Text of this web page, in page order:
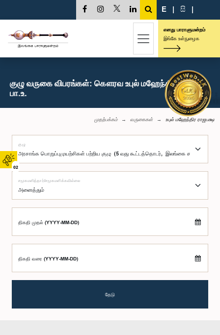
02
E | සි |
எனது பாராளுமன்றம்
இங்கே உள்நுழைக
குழு வருகை விபரங்கள்: கௌரவ உபுல் மஹேந்திர ராஜபக்ஷ,
பா.உ.
முதற்பக்கம் வருகைகள் உபுல் மஹேந்திர ராஜபக்ஷ
குழு
சமூகமளித்தார்/சமூகமளிக்கவில்லை
திகதி முதல் (YYYY-MM-DD)
திகதி வரை (YYYY-MM-DD)
தேடு